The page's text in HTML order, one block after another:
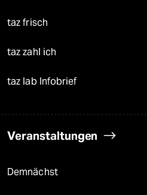
taz frisch
taz zahl ich
taz lab Infobrief
Veranstaltungen
Demnächst